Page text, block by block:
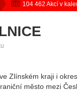
104 462 Akcí v
Zlínském kraji i
město mezi